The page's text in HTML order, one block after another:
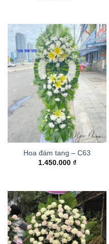
Hoa đám tang – C63
1.450.000 ₫